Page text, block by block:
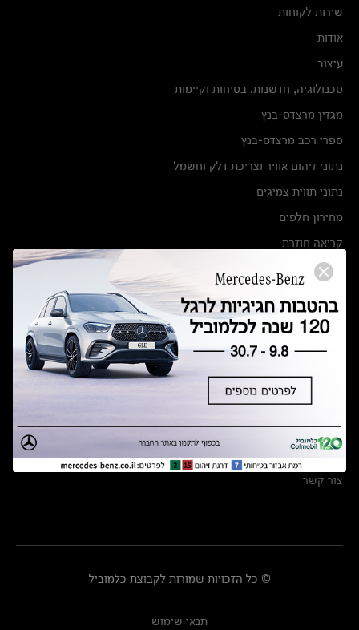
שירות לקוחות
אודות
עיצוב
טכנולוגיה, חדשנות, בטיחות וקיימות
מגזין מרצדס-בנץ
ספרי רכב מרצדס-בנץ
נתוני זיהום אוויר וצריכת דלק וחשמל
נתוני תווית צמיגים
מחירון חלפים
קריאה חוזרת
הודעה על הטבות לרכבי מרצדס בהסדר פשרה בתצ 56447-02-19
תקנון ימי מכירות 120 לכלמוביל
מצאו אותנו
אולמות תצוגה
מרכזי שירות
צור קשר
© כל הזכויות שמורות לקבוצת כלמוביל
תנאי שימוש